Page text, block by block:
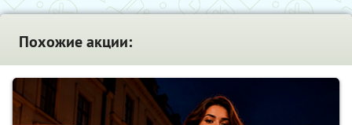
Похожие акции: